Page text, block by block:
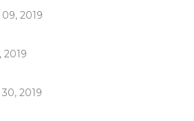
2019
2019
2019